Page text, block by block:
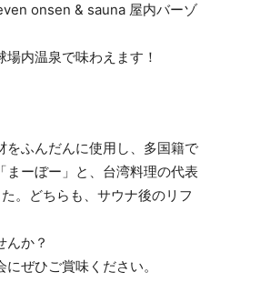
onsen & sauna 屋内バーゾ
内温泉で味わえます！
ふんだんに使用し、多国籍で
まーぼー」と、台湾料理の代表
。どちらも、サウナ後のリフ
んか？
ぜひご賞味ください。